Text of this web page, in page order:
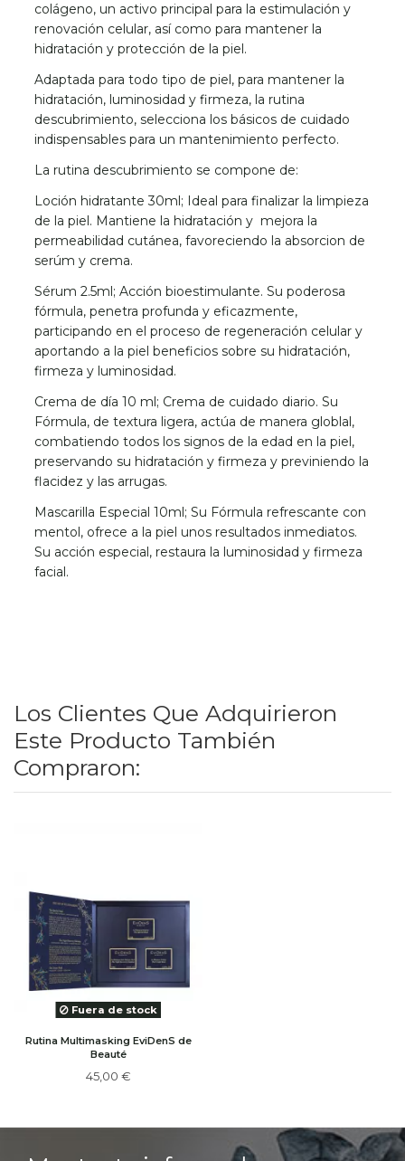
colágeno, un activo principal para la estimulación y
renovación celular, así como para mantener la
hidratación y protección de la piel.
Adaptada para todo tipo de piel, para mantener la
hidratación, luminosidad y firmeza, la rutina
descubrimiento, selecciona los básicos de cuidado
indispensables para un mantenimiento perfecto.
La rutina descubrimiento se compone de:
Loción hidratante 30ml; Ideal para finalizar la limpieza
de la piel. Mantiene la hidratación y mejora la
permeabilidad cutánea, favoreciendo la absorcion de
serúm y crema.
Sérum 2.5ml; Acción bioestimulante. Su poderosa
fórmula, penetra profunda y eficazmente,
participando en el proceso de regeneración celular y
aportando a la piel beneficios sobre su hidratación,
firmeza y luminosidad.
Crema de día 10 ml; Crema de cuidado diario. Su
Fórmula, de textura ligera, actúa de manera globlal,
combatiendo todos los signos de la edad en la piel,
preservando su hidratación y firmeza y previniendo la
flacidez y las arrugas.
Mascarilla Especial 10ml; Su Fórmula refrescante con
mentol, ofrece a la piel unos resultados inmediatos.
Su acción especial, restaura la luminosidad y firmeza
facial.
Los Clientes Que Adquirieron
Este Producto También
Compraron:
Fuera de stock
Rutina Multimasking EviDenS de
Beauté
45,00 €